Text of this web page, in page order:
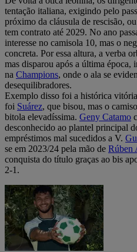
tentação italiana, exigindo pelo
próximo da cláusula de rescisão,
tem contrato até 2029. No ano
interesse no camisola 10, mas o
concreta. Por essa altura, a verba
mas disparou após a última época,
na Champions, onde o ala se
desequilibradores.
Exemplo disso foi a histórica
foi Suárez, que bisou, mas o
bitola elevadíssima. Geny Catamo
desconhecido ao plantel principal
empréstimos mal sucedidos a V.
se em 2023/24 pela mão de Rúben
conquista do título graças ao bis
2-1.